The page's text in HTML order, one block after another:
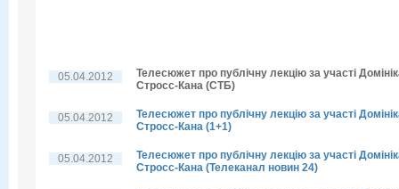
05.04.2012
Телесюжет про публічну лекцію за участі
Стросс-Кана (СТБ)
05.04.2012
Телесюжет про публічну лекцію за участі
Стросс-Кана (1+1)
05.04.2012
Телесюжет про публічну лекцію за участі
Стросс-Кана (Телеканал новин 24)